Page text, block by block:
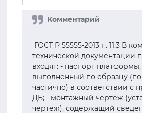
ГОСТ Р 55555-2013 п. 11.3 В
технической документации
входят: - паспорт платформы,
выполненный по образцу
частично) в соответствии с
ДБ; - монтажный чертеж
чертеж), содержащий